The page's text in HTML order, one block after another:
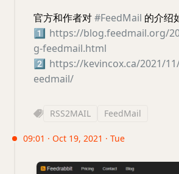
官方和作者对#FeedMail 的介绍
1️⃣ https://blog.feedmail.org/
g-feedmail.html
2️⃣ https://kevincox.ca/2021/
eedmail/
RSS2MAIL FeedMail
09:01 · Oct 19, 2021 · Tue